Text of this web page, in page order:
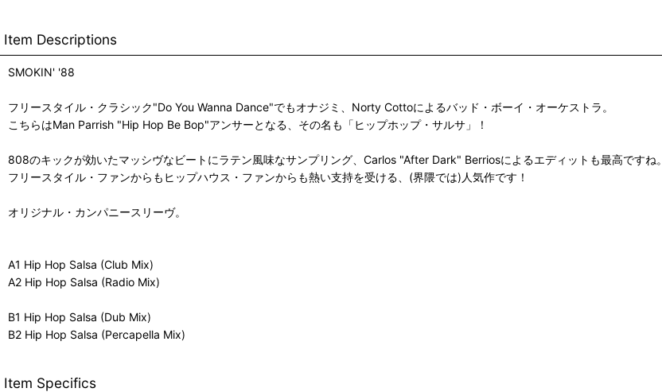
Item Descriptions
SMOKIN' '88
フリースタイル・クラシック"Do You Wanna Dance"でもオナジミ、Norty Cottoによるバッド・ボーイ・オーケストラ。
こちらはMan Parrish "Hip Hop Be Bop"アンサーとなる、その名も「ヒップホップ・サルサ」！
808のキックが効いたマッシヴなビートにラテン風味なサンプリング、Carlos "After Dark" Berriosによるエディットも最高ですね。
フリースタイル・ファンからもヒップハウス・ファンからも熱い支持を受ける、(界隈では)人気作です！
オリジナル・カンパニースリーヴ。
A1 Hip Hop Salsa (Club Mix)
A2 Hip Hop Salsa (Radio Mix)
B1 Hip Hop Salsa (Dub Mix)
B2 Hip Hop Salsa (Percapella Mix)
Item Specifics